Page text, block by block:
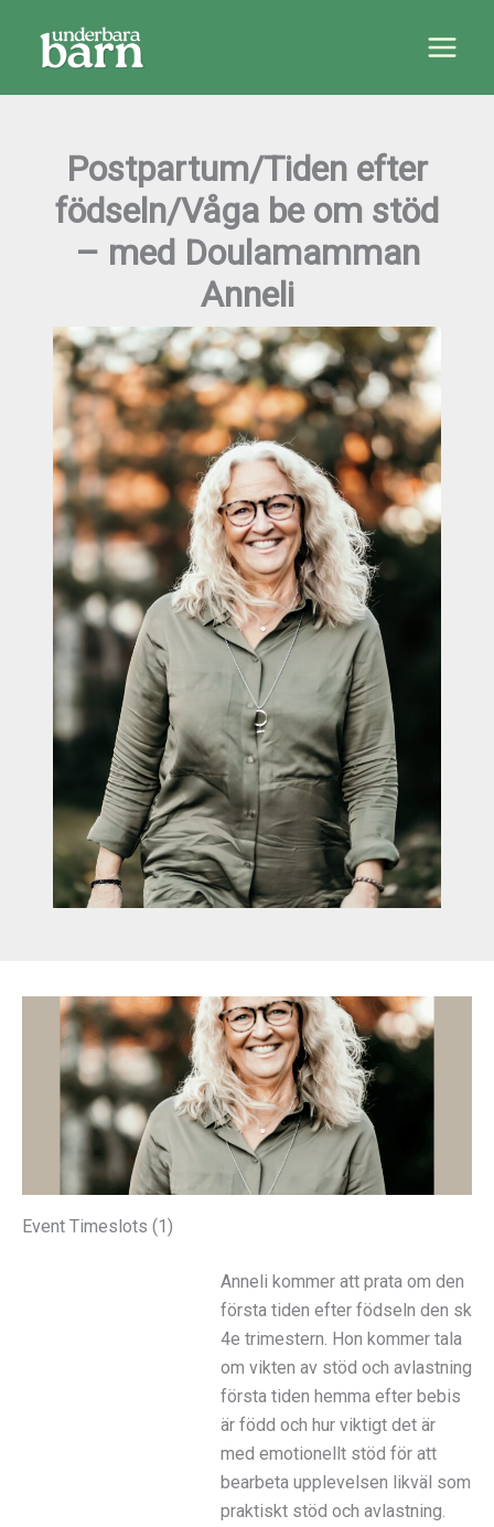
innehåll
Postpartum/Tiden efter
födseln/Våga be om stöd
– med Doulamamman
Anneli
Event Timeslots (1)
Anneli kommer att prata om den
första tiden efter födseln den sk
4e trimestern. Hon kommer tala
om vikten av stöd och avlastning
första tiden hemma efter bebis
är född och hur viktigt det är
med emotionellt stöd för att
bearbeta upplevelsen likväl som
praktiskt stöd och avlastning.